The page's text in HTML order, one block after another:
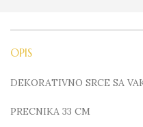
OPIS
DEKORATIVNO SRCE SA
PRECNIKA 33 CM